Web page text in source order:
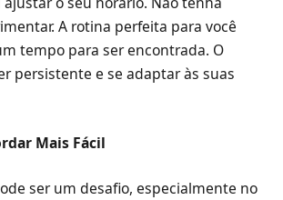
A rotina perfeita para você
tempo para ser encontrada. O
persistente e se adaptar às suas
Mais Fácil
ser um desafio, especialmente no